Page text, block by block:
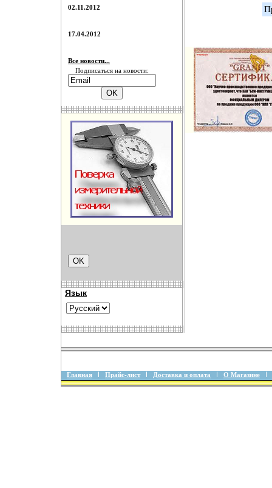
02.11.2012
17.04.2012
Все новости...
Подписаться на новости:
Язык
Главная Прайс-лист Доставка и оплата О Магазине